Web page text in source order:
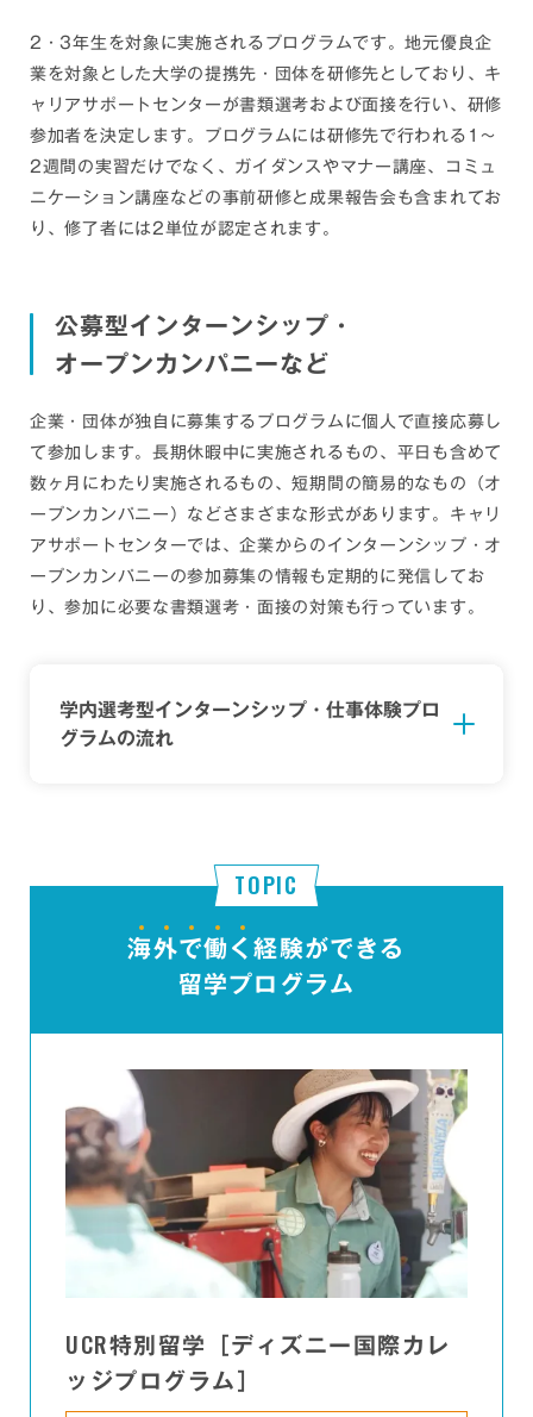
2・3年生を対象に実施されるプログラムです。地元優良企
業を対象とした大学の提携先・団体を研修先としており、キ
ャリアサポートセンターが書類選考および面接を行い、研修
参加者を決定します。プログラムには研修先で行われる1〜
2週間の実習だけでなく、ガイダンスやマナー講座、コミュ
ニケーション講座などの事前研修と成果報告会も含まれてお
り、修了者には2単位が認定されます。
公募型インターンシップ・
オープンカンパニーなど
企業・団体が独自に募集するプログラムに個人で直接応募し
て参加します。長期休暇中に実施されるもの、平日も含めて
数ヶ月にわたり実施されるもの、短期間の簡易的なもの（オ
ープンカンパニー）などさまざまな形式があります。キャリ
アサポートセンターでは、企業からのインターンシップ・オ
ープンカンパニーの参加募集の情報も定期的に発信してお
り、参加に必要な書類選考・面接の対策も行っています。
学内選考型インターンシップ・仕事体験プロ
グラムの流れ
海外で働 く経験ができる
留学プログラム
UCR特別留学［ディズニー国際カレ
ッジプログラム］